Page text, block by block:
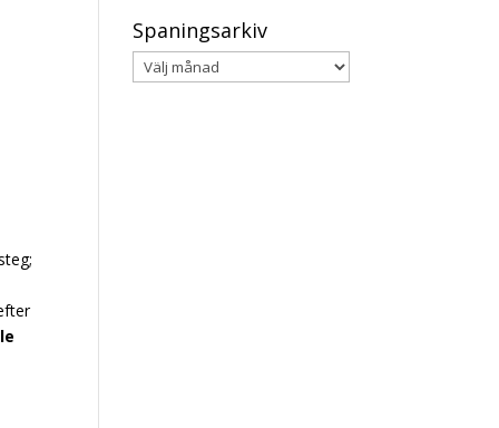
Spaningsarkiv
Spaningsarkiv